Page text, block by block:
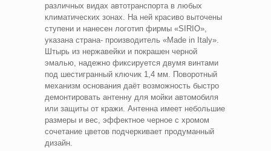
различных видах автотранспорта в любых
климатических зонах. На ней красиво выточены
ступени и нанесен логотип фирмы «SIRIO»,
указана страна- производитель «Made in Italy».
Штырь из нержавейки и покрашен черной
эмалью, надежно фиксируется двумя винтами
под шестигранный ключик 1,4 мм. Поворотный
механизм основания даёт возможность быстро
демонтировать антенну для мойки автомобиля
или защиты от кражи. Антенна имеет небольшие
размеры и вес, эффектное черное с хромом
сочетание цветов подчеркивает продуманный
дизайн.